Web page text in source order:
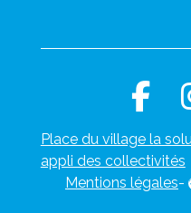
Place du village la
appli des collectivités
Mentions légales-